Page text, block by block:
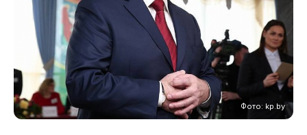
Фото: kp.by